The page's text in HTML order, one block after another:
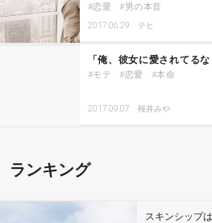
恋愛 男の本音
2017.06.29 テヒ
「俺、彼女に愛されてる
モテ 恋愛 本命
2017.09.07 桜井みや
ランキング
スキンシップ